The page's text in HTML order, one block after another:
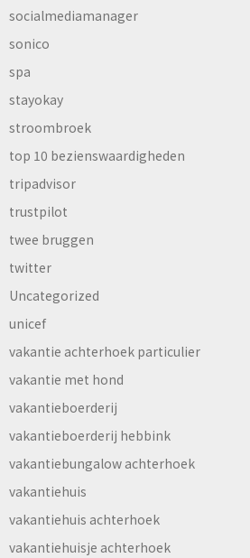
socialmediamanager
sonico
spa
stayokay
stroombroek
top 10 bezienswaardigheden
tripadvisor
trustpilot
twee bruggen
twitter
Uncategorized
unicef
vakantie achterhoek particulier
vakantie met hond
vakantieboerderij
vakantieboerderij hebbink
vakantiebungalow achterhoek
vakantiehuis
vakantiehuis achterhoek
vakantiehuisje achterhoek